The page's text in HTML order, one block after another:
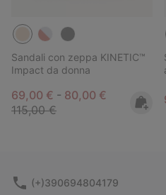
Sandali con zeppa KINETIC™
Impact da donna
Minimum sale price:
69,00 € - Maximum sale
80,00 € Regular
115,00 €
(+)390694804179